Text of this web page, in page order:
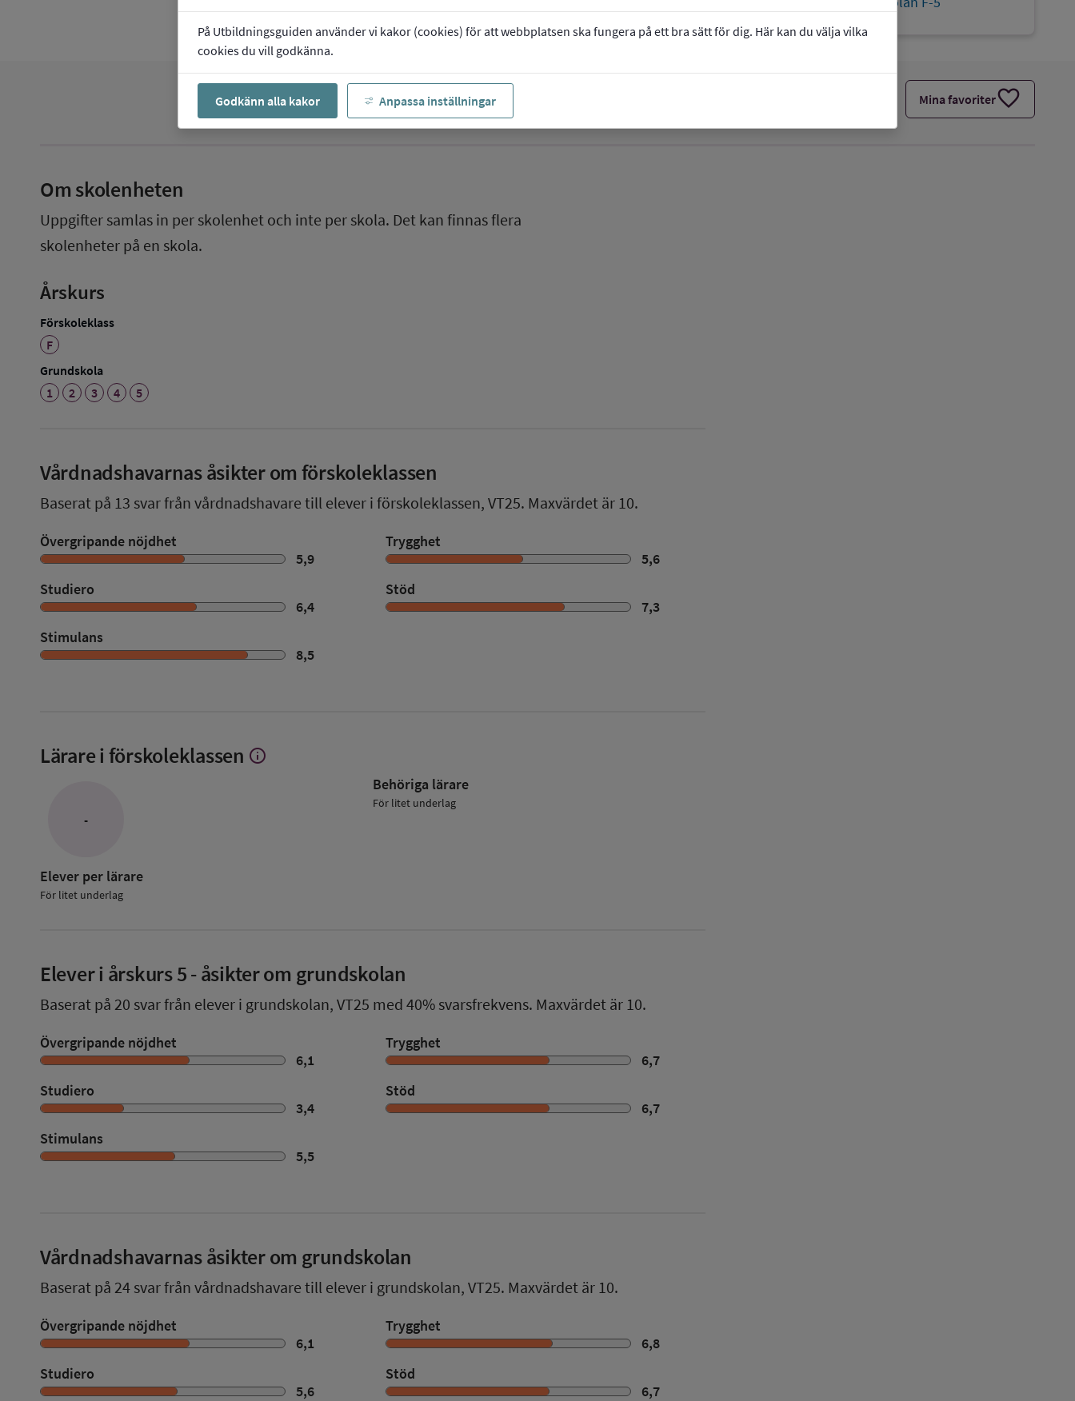
På Utbildningsguiden använder vi kakor (cookies) för att webbplatsen ska fungera på ett bra sätt för dig. Här kan du välja vilka
cookies du vill godkänna.
Godkänn alla kakor Anpassa inställningar Mina favoriterfavorite
Om skolenheten
Uppgifter samlas in per skolenhet och inte per skola. Det kan finnas flera
skolenheter på en skola.
Årskurs
Förskoleklass
F
Grundskola
1
2 3 4 5
Vårdnadshavarnas åsikter om förskoleklassen
Baserat på 13 svar från vårdnadshavare till elever i förskoleklassen, VT25. Maxvärdet är 10.
Övergripande nöjdhet
5,9
Trygghet
5,6
Studiero
6,4
Stöd
7,3
Stimulans
8,5
Lärare i förskoleklassen Visa
info
-
Elever per lärare
För litet underlag
Behöriga lärare
För litet underlag
Elever i årskurs 5- åsikter om grundskolan
Baserat på 20 svar från elever i grundskolan, VT25 med 40% svarsfrekvens. Maxvärdet är 10.
Övergripande nöjdhet
6,1
Trygghet
6,7
Studiero
3,4
Stöd
6,7
Stimulans
5,5
Vårdnadshavarnas åsikter om grundskolan
Baserat på 24 svar från vårdnadshavare till elever i grundskolan, VT25. Maxvärdet är 10.
Övergripande nöjdhet
6,1
Trygghet
6,8
Studiero
5,6
Stöd
6,7